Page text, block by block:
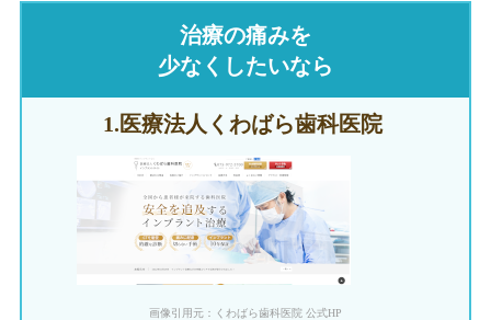
治療の痛みを
少なくしたいなら
1.医療法人 くわばら歯科医院
画像引用元：くわばら歯科医院 公式HP